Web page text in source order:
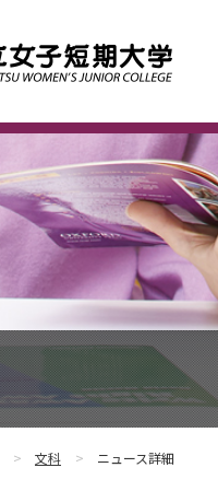
文科 ニュース詳細